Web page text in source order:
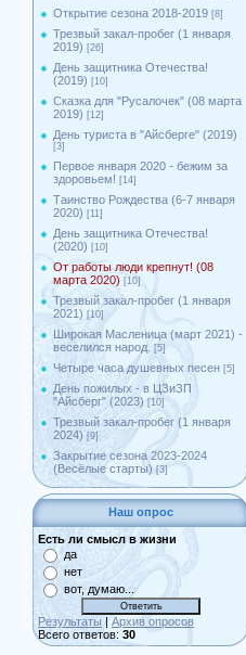
Открытие сезона 2018-2019 [8]
Трезвый закал-пробег (1 января
2019) [26]
День защитника Отечества!
(2019) [10]
Сказка для "Русалочек" (08 марта
2019) [12]
День туриста в "Айсберге" (2019)
[3]
Первое января 2020 - бежим за
здоровьем! [14]
Таинство Рождества (6-7 января
2020) [11]
День защитника Отечества!
(2020) [10]
От работы люди крепнут! (08
марта 2020) [10]
Трезвый закал-пробег (1 января
2021) [10]
Широкая Масленица (март 2021) -
веселился народ.
[5]
Четыре часа душевных песен [5]
День пожилых - в ЦЗиЗП
"Айсберг" (2023) [10]
Трезвый закал-пробег (1 января
2024) [9]
Закрытие сезона 2023-2024
(Весёлые старты) [3]
Наш опрос
Есть ли смысл в жизни
да
нет
вот, думаю...
Результаты | Архив опросов
Всего ответов: 30